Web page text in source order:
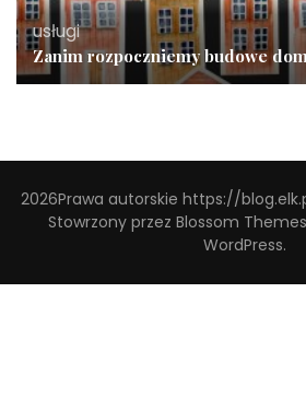
usługi
Zanim rozpoczniemy budowe
2026Prawa autorskie https://
Stowrzony przez Blossom Themes
WordPress.